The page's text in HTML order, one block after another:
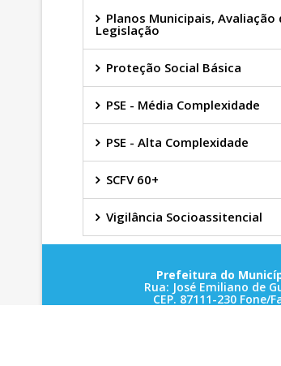
Planos Municipais, Avaliação
Legislação
Proteção Social Básica
PSE - Média Complexidade
PSE - Alta Complexidade
SCFV 60+
Vigilância Socioassitencial
Prefeitura do
Rua: José Emiliano de
CEP. 87111-230 Fone/